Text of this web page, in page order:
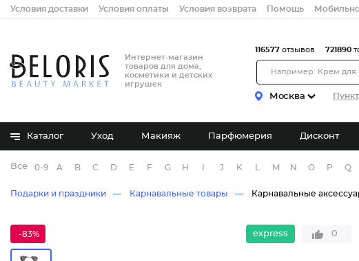
Условия доставки Условия оплаты Условия возврата Помощь
Интернет-магазин
товаров для дома,
косметики и детских
игрушек
Москва
116577 отзывов 721890
Каталог Уход Макияж Парфюмерия Дисконт
Все бренды
0-9 A B C D E F G H J K M N O P Q
Подарки и праздники Карнавальные товары Карнавальные
-83% express 0